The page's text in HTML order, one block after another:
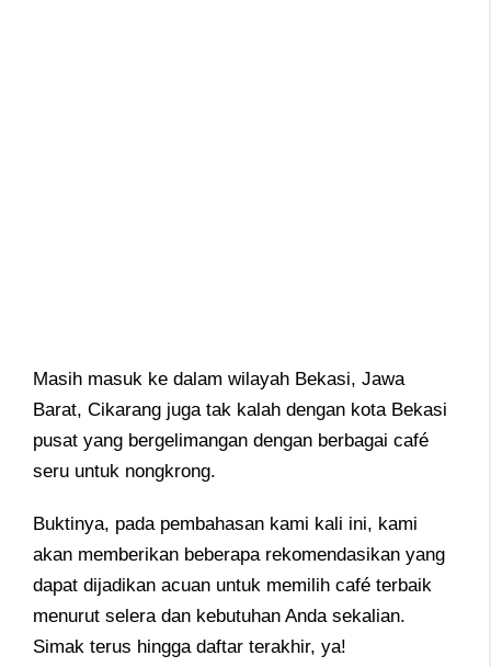
Masih masuk ke dalam wilayah Bekasi, Jawa
Barat, Cikarang juga tak kalah dengan kota Bekasi
pusat yang bergelimangan dengan berbagai café
seru untuk nongkrong.
Buktinya, pada pembahasan kami kali ini, kami
akan memberikan beberapa rekomendasikan yang
dapat dijadikan acuan untuk memilih café terbaik
menurut selera dan kebutuhan Anda sekalian.
Simak terus hingga daftar terakhir, ya!